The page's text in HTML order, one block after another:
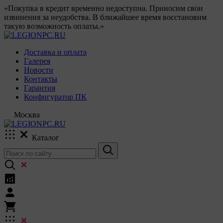
«Покупка в кредит временно недоступна. Приносим свои
извинения за неудобства. В ближайшее время восстановим
такую возможность оплаты.»
Доставка и оплата
Галерея
Новости
Контакты
Гарантия
Конфигуратор ПК
Москва
Каталог